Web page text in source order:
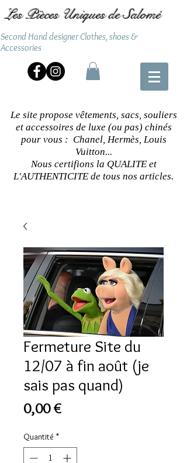
Les Pièces Uniques de Salomé
Second Hand designer Clothes, shoes &
Accessories
Le site propose vêtements, sacs, souliers
et accessoires de luxe (ou pas) chinés
pour vous : Chanel, Hermès, Louis
Vuitton...
Nous certifions la QUALITE et
L'AUTHENTICITE de tous nos articles.
Fermeture Site du
12/07 à fin août (je
sais pas quand)
0,00 €
Quantité *